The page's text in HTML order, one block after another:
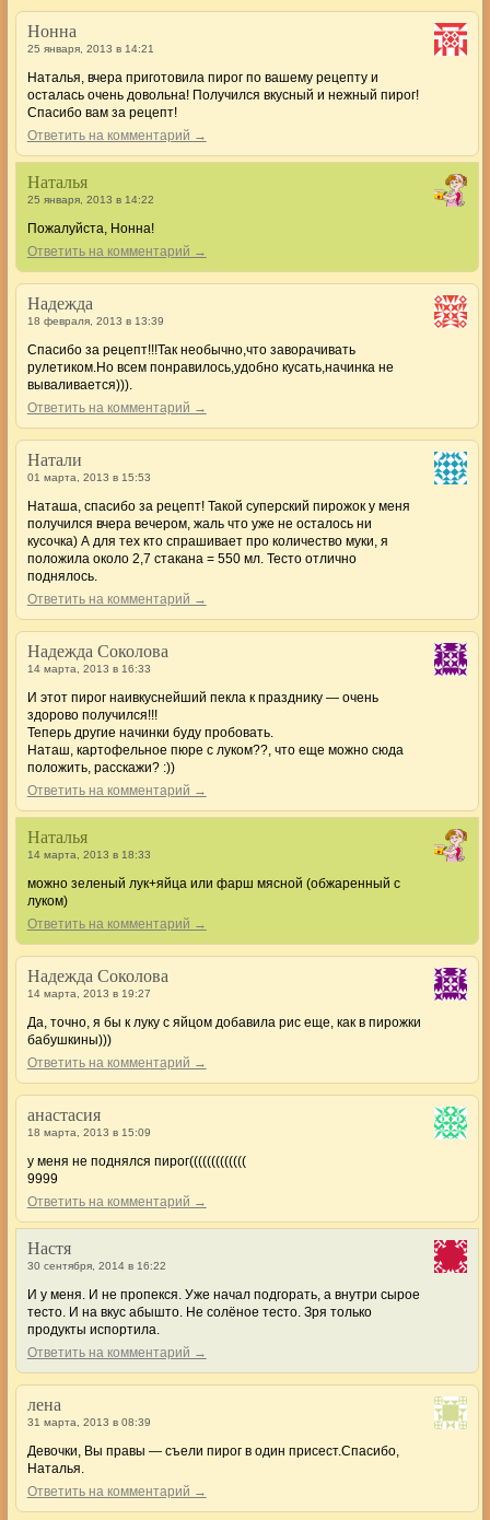
Нонна
25 января, 2013 в 14:21
Наталья, вчера приготовила пирог по вашему рецепту и
осталась очень довольна! Получился вкусный и нежный пирог!
Спасибо вам за рецепт!
Ответить на комментарий →
Наталья
25 января, 2013 в 14:22
Пожалуйста, Нонна!
Ответить на комментарий →
Надежда
18 февраля, 2013 в 13:39
Спасибо за рецепт!!!Так необычно,что заворачивать
рулетиком.Но всем понравилось,удобно кусать,начинка не
вываливается))).
Ответить на комментарий →
Натали
01 марта, 2013 в 15:53
Наташа, спасибо за рецепт! Такой суперский пирожок у меня
получился вчера вечером, жаль что уже не осталось ни
кусочка) А для тех кто спрашивает про количество муки, я
положила около 2,7 стакана = 550 мл. Тесто отлично
поднялось.
Ответить на комментарий →
Надежда Соколова
14 марта, 2013 в 16:33
И этот пирог наивкуснейший пекла к празднику — очень
здорово получился!!!
Теперь другие начинки буду пробовать.
Наташ, картофельное пюре с луком??, что еще можно сюда
положить, расскажи? :))
Ответить на комментарий →
Наталья
14 марта, 2013 в 18:33
можно зеленый лук+яйца или фарш мясной (обжаренный с
луком)
Ответить на комментарий →
Надежда Соколова
14 марта, 2013 в 19:27
Да, точно, я бы к луку с яйцом добавила рис еще, как в пирожки
бабушкины)))
Ответить на комментарий →
анастасия
18 марта, 2013 в 15:09
у меня не поднялся пирог(((((((((((((
9999
Ответить на комментарий →
Настя
30 сентября, 2014 в 16:22
И у меня. И не пропекся. Уже начал подгорать, а внутри сырое
тесто. И на вкус абышто. Не солёное тесто. Зря только
продукты испортила.
Ответить на комментарий →
лена
31 марта, 2013 в 08:39
Девочки, Вы правы — съели пирог в один присест.Спасибо,
Наталья.
Ответить на комментарий →